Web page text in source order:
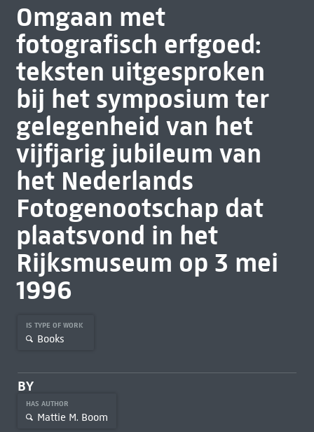
Omgaan met
fotografisch erfgoed:
teksten uitgesproken
bij het symposium ter
gelegenheid van het
vijfjarig jubileum van
het Nederlands
Fotogenootschap dat
plaatsvond in het
Rijksmuseum op 3 mei
1996
IS TYPE OF WORK
Books
BY
HAS AUTHOR
Mattie M. Boom